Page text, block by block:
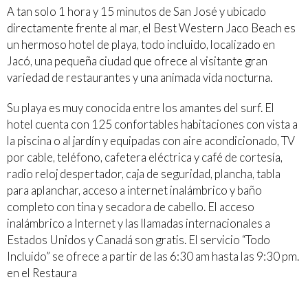
A tan solo 1 hora y 15 minutos de San José y ubicado
directamente frente al mar, el Best Western Jaco Beach es
un hermoso hotel de playa, todo incluido, localizado en
Jacó, una pequeña ciudad que ofrece al visitante gran
variedad de restaurantes y una animada vida nocturna.
Su playa es muy conocida entre los amantes del surf. El
hotel cuenta con 125 confortables habitaciones con vista a
la piscina o al jardín y equipadas con aire acondicionado, TV
por cable, teléfono, cafetera eléctrica y café de cortesía,
radio reloj despertador, caja de seguridad, plancha, tabla
para aplanchar, acceso a internet inalámbrico y baño
completo con tina y secadora de cabello. El acceso
inalámbrico a Internet y las llamadas internacionales a
Estados Unidos y Canadá son gratis. El servicio “Todo
Incluido” se ofrece a partir de las 6:30 am hasta las 9:30 pm.
en el Restaura